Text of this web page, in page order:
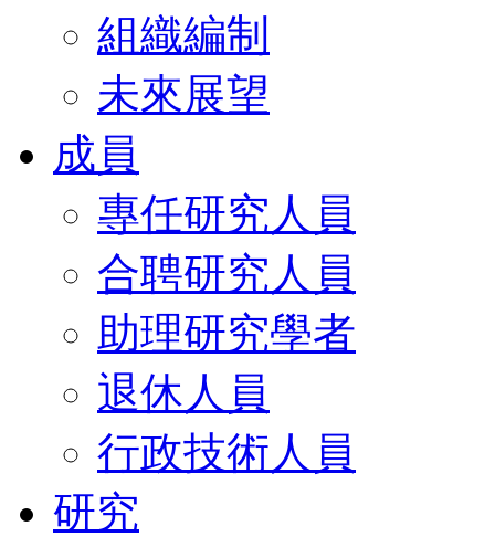
組織編制
未來展望
成員
專任研究人員
合聘研究人員
助理研究學者
退休人員
行政技術人員
研究